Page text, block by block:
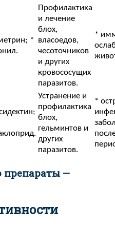
*
Профилактика
и лечение
блох,
власоедов,
чесоточников
и других
кровососущих
паразитов.
*
Устранение и
профилактика
блох,
гельминтов и
других
паразитов.
*
препараты —